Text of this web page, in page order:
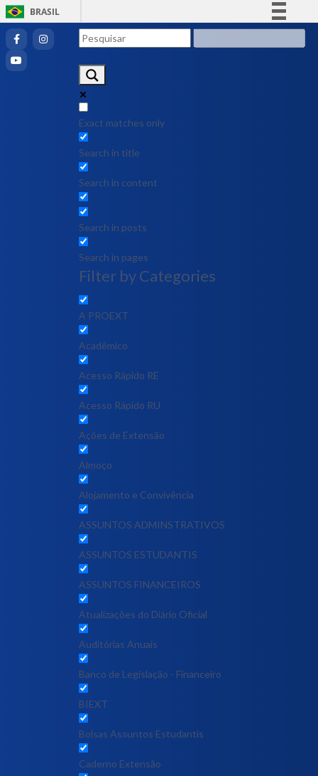
BRASIL
Exact matches only
Search in title
Search in content
Search in posts
Search in pages
Filter by Categories
A PROEXT
Acadêmico
Acesso Rápido RE
Acesso Rápido RU
Ações de Extensão
Almoço
Alojamento e Convivência
ASSUNTOS ADMINSTRATIVOS
ASSUNTOS ESTUDANTIS
ASSUNTOS FINANCEIROS
Atualizações do Diário Oficial
Auditórias Anuais
Banco de Legislação - Financeiro
BIEXT
Bolsas Assuntos Estudantis
Caderno Extensão